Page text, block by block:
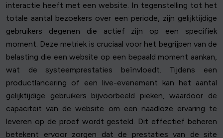
interactie heeft met een website. In tegenstelling tot het
totale aantal bezoekers over een periode, zijn gelijktijdige
gebruikers degenen die actief zijn op een specifiek
moment. Deze metriek is cruciaal voor het begrijpen van de
belasting die een website op een bepaald moment aankan,
wat de systeemprestaties beïnvloedt. Tijdens een
productlancering of een live-evenement kan het aantal
gelijktijdige gebruikers bijvoorbeeld pieken, waardoor de
capaciteit van de website om een naadloze ervaring te
leveren op de proef wordt gesteld. Dit effectief beheren
betekent ervoor zorgen dat de prestaties van de site